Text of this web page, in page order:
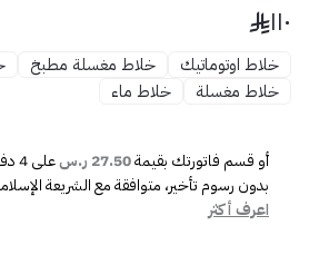
✅ المميزات:
✨تصميم أنيق بلون معدني عصري
ديكورات المطابخ
🔧تثبيت جداري ثابت وآمن
🔇تشغيل ناعم بدون أصوات مزعجة
🧽سطح مقاوم للتكلس وسهل التنظيف
١١٠
خلاط اوتوماتيك خلاط مغسلة مطبخ
خلاط مغسلة
خلاط ماء
أو قسم فاتورتك بقيمة27.50 ر.س على4
بدون رسوم تأخير، متوافقة مع الشريعة
اعرف أكثر